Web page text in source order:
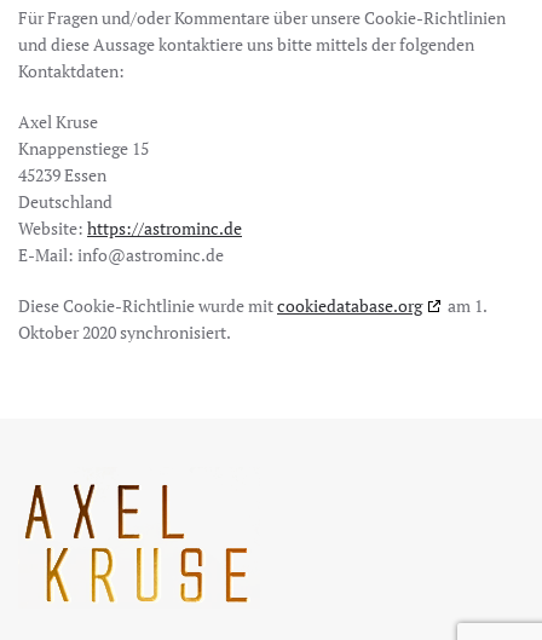
Für Fragen und/oder Kommentare über unsere Cookie-Richtlinien
und diese Aussage kontaktiere uns bitte mittels der folgenden
Kontaktdaten:
Axel Kruse
Knappenstiege 15
45239 Essen
Deutschland
Website: https://astrominc.de
E-Mail: info@astrominc.de
Diese Cookie-Richtlinie wurde mitcookiedatabase.org
am 1.
Oktober 2020 synchronisiert.